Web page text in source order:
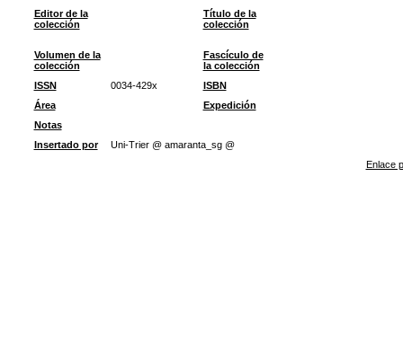
Editor de la
colección
Título de la
colección
Volumen de la
colección
Fascículo de
la colección
ISSN
0034-429x
ISBN
Área
Expedición
Notas
Insertado por
Uni-Trier @ amaranta_sg @
Enlace